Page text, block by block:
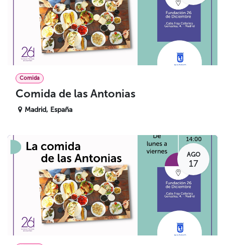
Comida
Comida de las Antonias
Madrid, España
AGO
17